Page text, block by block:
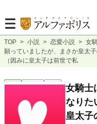
TOP > 小説 > 恋愛小説 > 女
願っていましたが、まさか皇太
（因みに皇太子は前世で私
恋愛 連載中 長編
女騎士
なりた
皇太子